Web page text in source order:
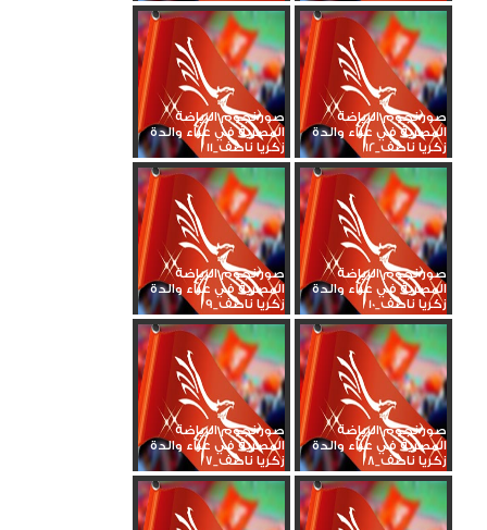
صور نجوم الرياضة
المصرية في عزاء والدة
زكريا ناصف_12
صور نجوم الرياضة
المصرية في عزاء والدة
زكريا ناصف_11
صور نجوم الرياضة
المصرية في عزاء والدة
زكريا ناصف_10
صور نجوم الرياضة
المصرية في عزاء والدة
زكريا ناصف_9
صور نجوم الرياضة
المصرية في عزاء والدة
زكريا ناصف_8
صور نجوم الرياضة
المصرية في عزاء والدة
زكريا ناصف_7